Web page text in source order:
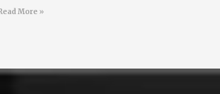
More »